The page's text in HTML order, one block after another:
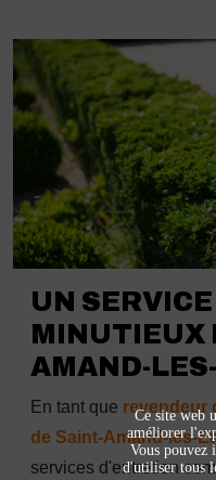
UN
MINUTIEUX
AMAND-
En tant que revendeur
de Saint-Amand-les-
services d'entretien
Ce site web
améliorer
Vous pouvez
d'utiliser tous